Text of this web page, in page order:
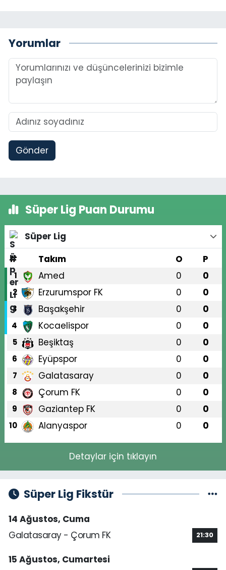
Yorumlar
Gönder
Süper Lig Puan Durumu
Süper Lig
#
Takım O P
1 Amed 0 0
2 Erzurumspor FK 0 0
3 Başakşehir 0 0
4 Kocaelispor 0 0
5 Beşiktaş 0 0
6 Eyüpspor 0 0
7 Galatasaray 0 0
8 Çorum FK 0 0
9 Gaziantep FK 0 0
10 Alanyaspor 0 0
Detaylar için tıklayın
Süper Lig Fikstür
14 Ağustos, Cuma
Galatasaray - Çorum FK
21:30
15 Ağustos, Cumartesi